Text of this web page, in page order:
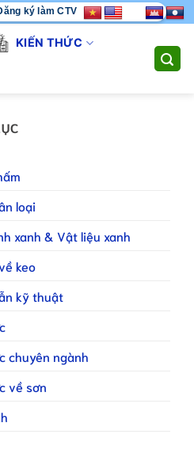
CÔNG TOÀN DIỆN. LIÊN HỆ
ký làm CTV
KIẾN THỨC
loại
xanh & Vật liệu xanh
keo
kỹ thuật
chuyên ngành
về sơn